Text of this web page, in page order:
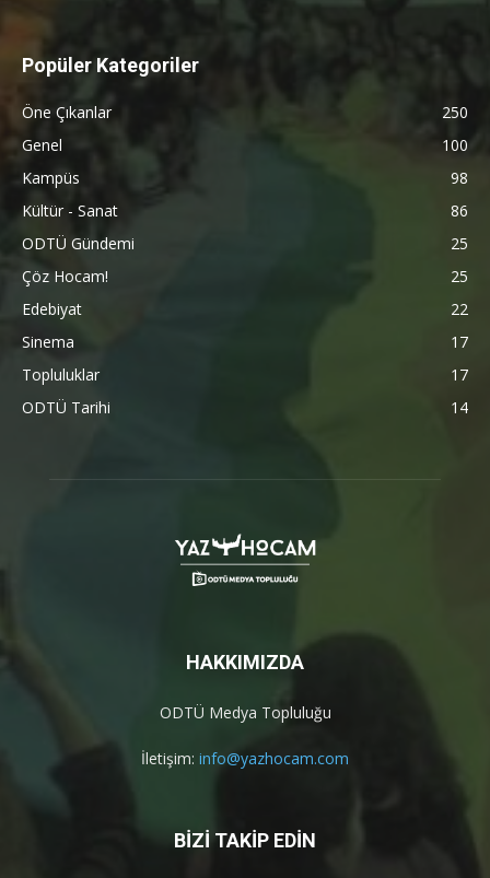
Popüler Kategoriler
Öne Çıkanlar
250
Genel
100
Kampüs
98
Kültür - Sanat
86
ODTÜ Gündemi
25
Çöz Hocam!
25
Edebiyat
22
Sinema
17
Topluluklar
17
ODTÜ Tarihi
14
HAKKIMIZDA
ODTÜ Medya Topluluğu
İletişim: info@yazhocam.com
BİZİ TAKİP EDİN